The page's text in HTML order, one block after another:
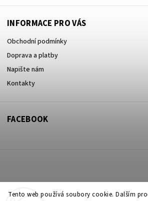
Tento web používá soubory cookie. Dalším
INFORMACE PRO VÁS
Obchodní podmínky
Doprava a platby
Napište nám
Kontakty
FACEBOOK
Copyright 2026 ZOO ve dvoře Praha 5.